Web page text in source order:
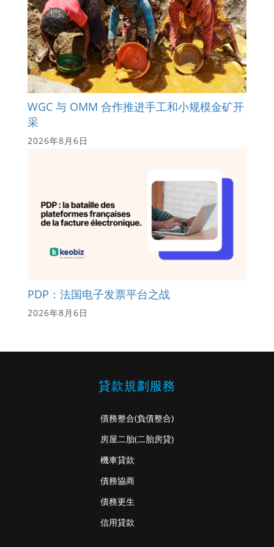
WGC 与 OMM 合作推进手工和小规模金矿开
采
2026年8月6日
PDP：法国电子发票平台之战
2026年8月6日
貸款規劃服務
債務整合(負債整合)
房屋二胎(二胎房貸)
機車貸款
債務協商
債務更生
信用貸款